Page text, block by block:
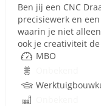
Ben jij een CNC
precisiewerk en
waarin je niet
ook je creativiteit
MBO